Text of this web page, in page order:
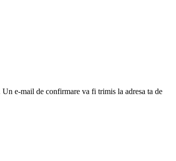
e-mail de confirmare va fi trimis la adresa ta de